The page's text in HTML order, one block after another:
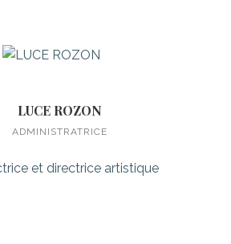
LUCE ROZON
ADMINISTRATRICE
et directrice artistique